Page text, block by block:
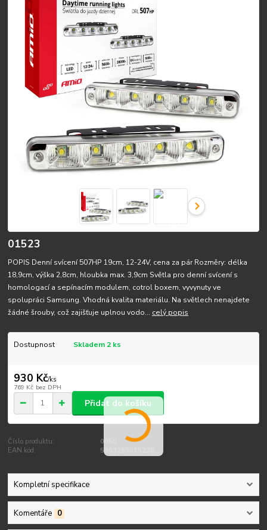
01523
POPIS Denní svícení 507HP 19cm, 12-24V, cena za pár Rozměry: délka
18,9cm, výška 2,8cm, hloubka max. 3,9cm Světla pro denní svícení s
homologací a sepínacím modulem, cotrol boxem, vyvynuty ve
spolupráci Samsung. Vhodná kvalita materiálu. Na světlech nenajdete
žádné šrouby, což zajišťuje uplnou vodo... celý popis
Dostupnost Skladem 2 ks
930 Kč/ks
769 Kč bez DPH
Přidat do košíku
Číslo produktu:
0050
EAN kód:
5903293015230
Kompletní specifikace
Komentáře 0